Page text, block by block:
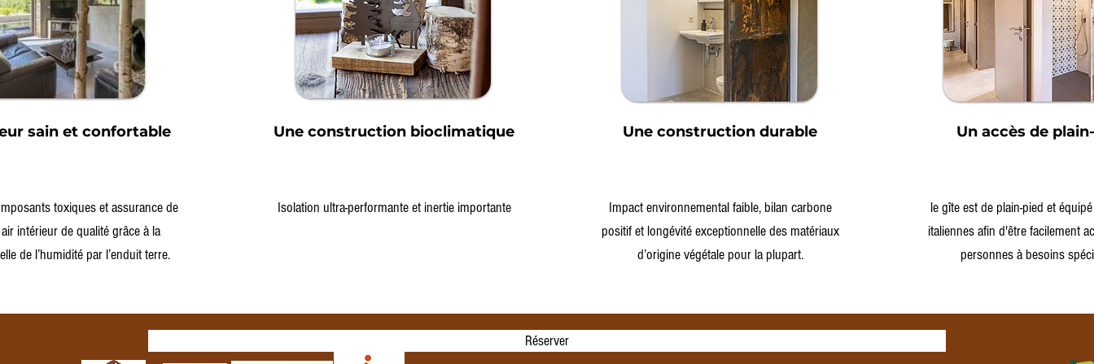
sain et confortable
toxiques et assurance de
intérieur de qualité grâce à la
de l’humidité par l’enduit terre.
Une construction bioclimatique
Isolation ultra-performante et inertie importante
Une construction durable
Impact environnemental faible, bilan carbone
positif et longévité exceptionnelle des matériaux
d’origine végétale pour la plupart.
Un accès de
le gîte est de plain-pied et
italiennes afin d'être facilement
personnes à besoins
Réserver